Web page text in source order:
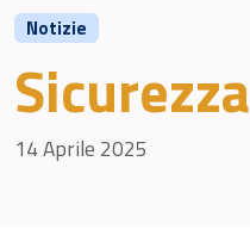
Notizie
14 Aprile 2025